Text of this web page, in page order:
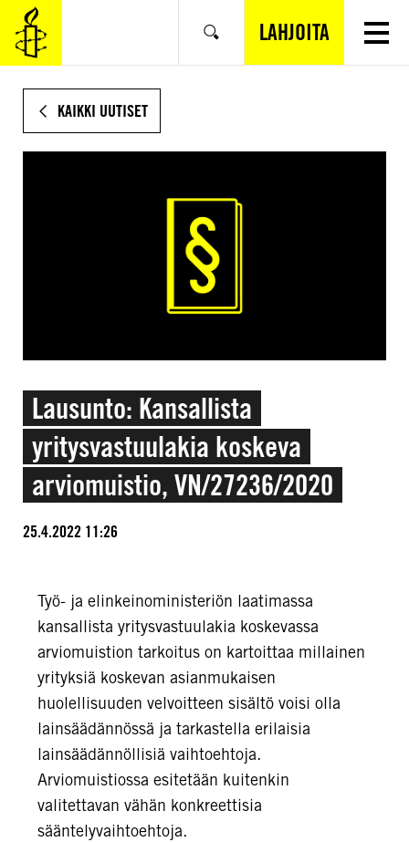
SIIRRY
VARSINAISEEN
SISÄLTÖÖN
Hae LAHJOITA
KAIKKI UUTISET
Lausunto: Kansallista
yritysvastuulakia koskeva
arviomuistio, VN/27236/2020
25.4.2022 11:26
Työ- ja elinkeinoministeriön laatimassa
kansallista yritysvastuulakia koskevassa
arviomuistion tarkoitus on kartoittaa millainen
yrityksiä koskevan asianmukaisen
huolellisuuden velvoitteen sisältö voisi olla
lainsäädännössä ja tarkastella erilaisia
lainsäädännöllisiä vaihtoehtoja.
Arviomuistiossa esitetään kuitenkin
valitettavan vähän konkreettisia
sääntelyvaihtoehtoja.